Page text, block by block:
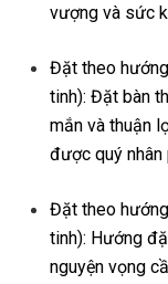
vượng và sức
Đặt theo
tinh): Đặt bàn
mắn và thuận
được quý nhân
Đặt theo
tinh): Hướng
nguyện vọng